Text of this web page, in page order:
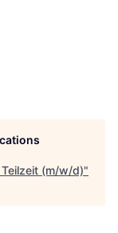
(m/w/d)"